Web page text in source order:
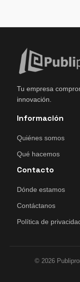
Tu empresa
innovación.
Información
Quiénes somos
Qué hacemos
Contacto
Dónde estamos
Contáctanos
Política de
© 2026